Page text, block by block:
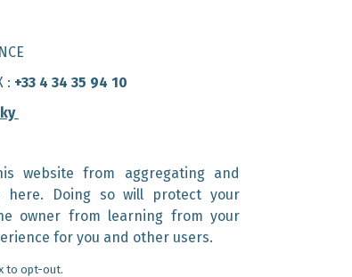
: +33 4 34 35 94 10
website from aggregating and
here. Doing so will protect your
owner from learning from your
for you and other users.
to opt-out.